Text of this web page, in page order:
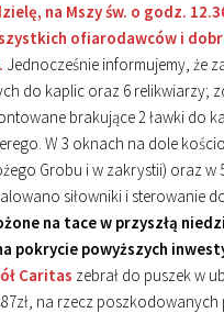
na Mszy św. o godz.
ofiarodawców i
Jednocześnie informujemy, że
do kaplic oraz 6 relikwiarzy;
brakujące 2 ławki do
W 3 oknach na dole
Grobu i w zakrystii) oraz w
siłowniki i sterowanie
na tace w przyszłą
pokrycie powyższych
Caritas zebrał do puszek w
na rzecz